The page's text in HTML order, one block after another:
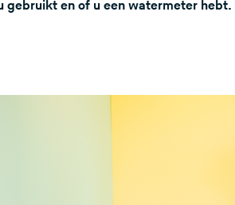
gebruikt en of u een watermeter hebt.